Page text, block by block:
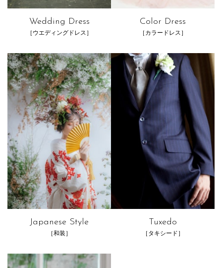
Wedding Dress
［ウエディングドレス］
Color Dress
［カラードレス］
Japanese Style
［和装］
Tuxedo
［タキシード］